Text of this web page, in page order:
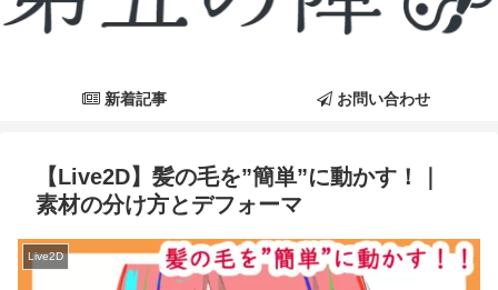
新着記事 お問い合わせ
【Live2D】髪の毛を”簡単”に動かす！｜
素材の分け方とデフォーマ
Live2D